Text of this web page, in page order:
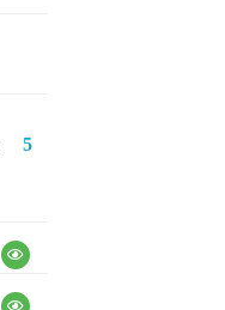
5